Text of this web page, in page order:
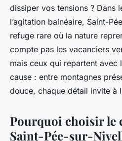
dissiper vos tensions ? Dans
l’agitation balnéaire, Saint-
refuge rare où la nature
compte pas les vacanciers
mais ceux qui repartent avec
cause : entre montagnes
douce, chaque détail invite à
Pourquoi choisir le
Saint-Pée-sur-